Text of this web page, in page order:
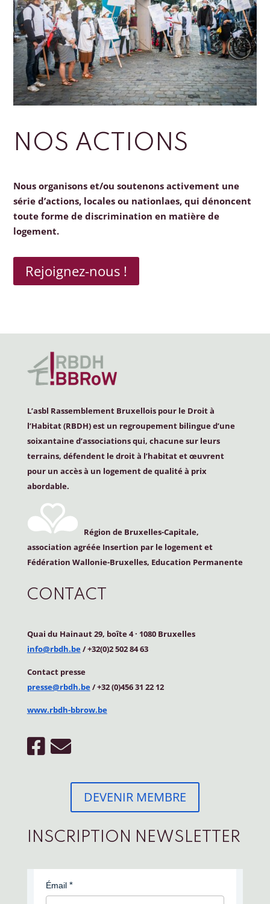
NOS ACTIONS
Nous organisons et/ou soutenons activement une
série d’actions, locales ou nationlaes, qui dénoncent
toute forme de discrimination en matière de
logement.
Rejoignez-nous !
L’asbl Rassemblement Bruxellois pour le Droit à
l’Habitat (RBDH) est un regroupement bilingue d’une
soixantaine d’associations qui, chacune sur leurs
terrains, défendent le droit à l’habitat et œuvrent
pour un accès à un logement de qualité à prix
abordable.
Région de Bruxelles-Capitale,
association agréée Insertion par le logement et
Fédération Wallonie-Bruxelles, Education Permanente
CONTACT
Quai du Hainaut 29, boîte 4· 1080 Bruxelles
info@rbdh.be/ +32(0)2 502 84 63
Contact presse
presse@rbdh.be/ +32 (0)456 31 22 12
www.rbdh-bbrow.be
DEVENIR MEMBRE
INSCRIPTION NEWSLETTER
Émail